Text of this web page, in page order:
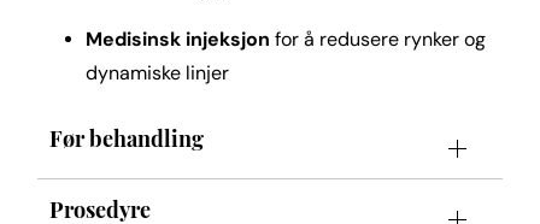
Medisinsk injeksjonfor å redusere rynker og
dynamiske linjer
Før behandling
Prosedyre